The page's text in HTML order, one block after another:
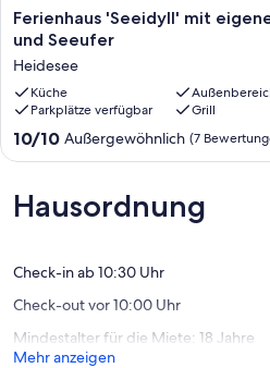
Ferienhaus
'Seeidyll'
eigenem
Bootssteg
und
Seeufer
Heidesee
Ferienhaus 'Seeidyll' mit
und Seeufer
Heidesee
Küche
Parkplätze verfügbar
Grill
10.0
Außergewöhnlich,
(7
10/10 Außergewöhnlich (7
Hausordnung
Check-in ab 10:30 Uhr
Check-out vor 10:00 Uhr
Mindestalter für die Miete: 18 Jahre
Mehr anzeigen